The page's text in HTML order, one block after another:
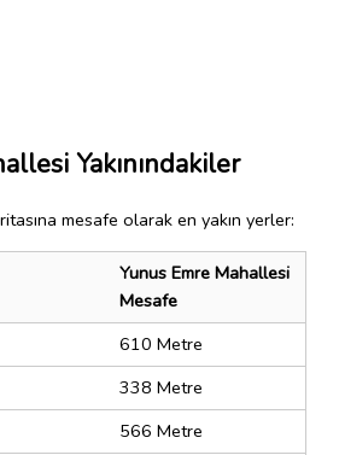
Yakınındakiler
mesafe olarak en yakın yerler:
Yunus Emre Mahallesi
Mesafe
610 Metre
338 Metre
566 Metre